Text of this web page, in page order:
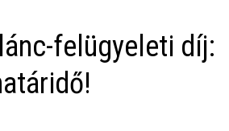
felügyeleti díj: